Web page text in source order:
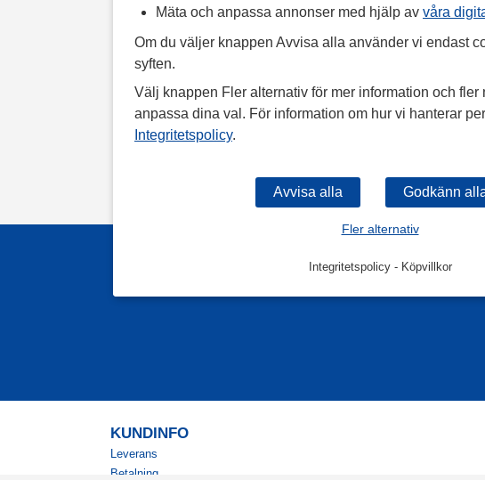
Mäta och anpassa annonser med hjälp av våra
Om du väljer knappen Avvisa alla använder vi endast
syften.
Välj knappen Fler alternativ för mer information och fler
anpassa dina val. För information om hur vi hanterar
Integritetspolicy.
Fler alternativ
Integritetspolicy- Köpvillkor
KUNDINFO
Leverans
Betalning